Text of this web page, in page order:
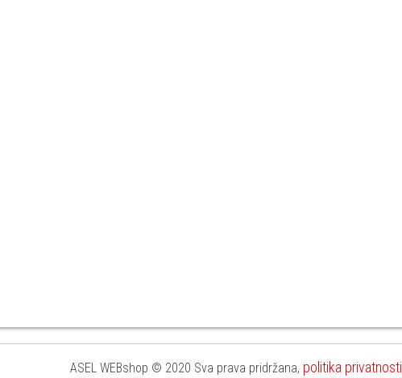
ASEL WEBshop © 2020 Sva prava pridržana, politika privatnosti